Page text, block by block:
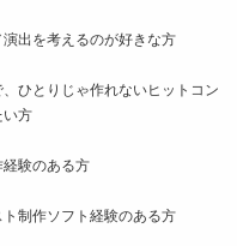
演出を考えるのが好きな方
、ひとりじゃ作れないヒットコン
い方
経験のある方
ト制作ソフト経験のある方